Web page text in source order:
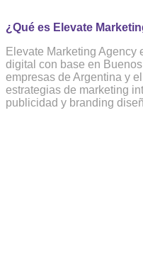
¿Qué es Elevate
Elevate Marketing Agency
digital con base en
empresas de Argentina y
estrategias de marketing
publicidad y branding